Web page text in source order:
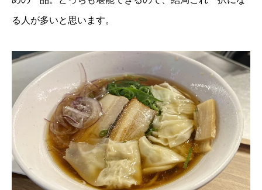
る人が多いと思います。